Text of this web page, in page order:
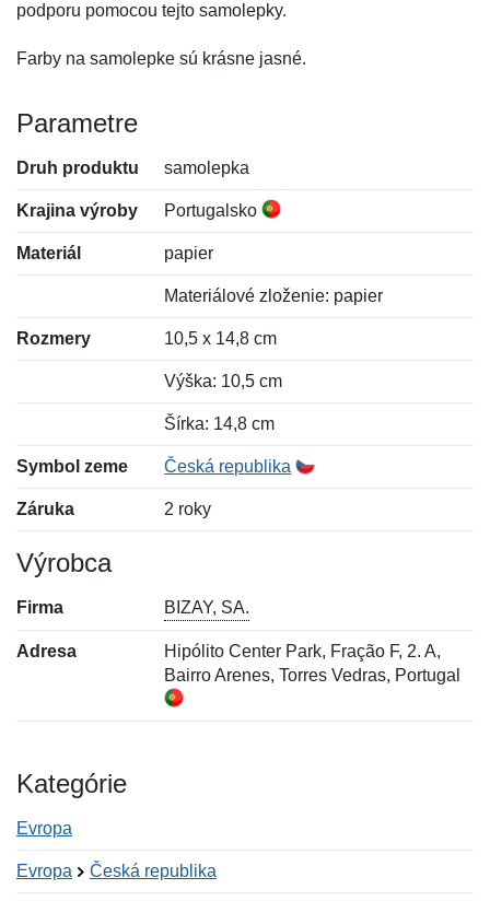
podporu pomocou tejto samolepky.
Farby na samolepke sú krásne jasné.
Parametre
Druh produktu samolepka
Krajina výroby Portugalsko
Materiál papier
Materiálové zloženie: papier
Rozmery 10,5 x 14,8 cm
Výška: 10,5 cm
Šírka: 14,8 cm
Symbol zeme Česká republika
Záruka 2 roky
Výrobca
Firma BIZAY, SA.
Adresa
Hipólito Center Park, Fração F, 2. A,
Bairro Arenes, Torres Vedras, Portugal
Kategórie
Evropa
Evropa Česká republika